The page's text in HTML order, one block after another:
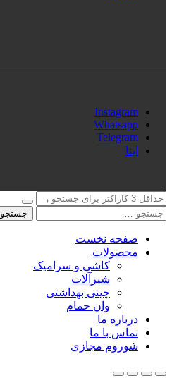
Instagram
Whatsapp
Telegram
ایتا
جستجو
صفحه نخست
محصولات
کاشی و سرامیک
شیرآلات
چینی بهداشتی
وان حمام
درباره ما
تماس با ما
شوروم مجازی